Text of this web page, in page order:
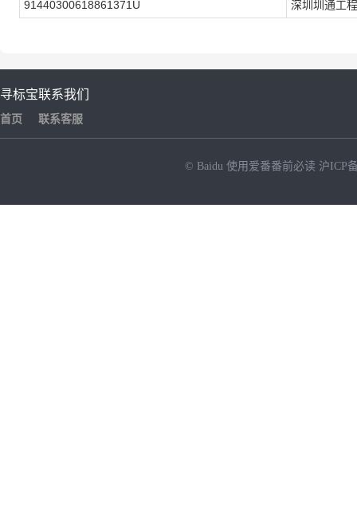
91440300618861371U 深圳圳通工
寻标宝
首页
联系我们
联系客服
© Baidu 使用爱番番前必读 沪ICP